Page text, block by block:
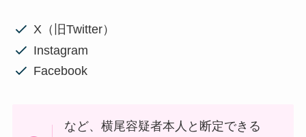
X（旧Twitter）
Instagram
Facebook
など、横尾容疑者本人と断定できる